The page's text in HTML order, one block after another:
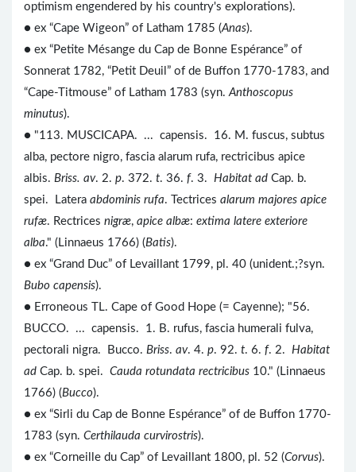
optimism engendered by his country's explorations).
● ex “Cape Wigeon” of Latham 1785 (Anas).
● ex “Petite Mésange du Cap de Bonne Espérance” of
Sonnerat 1782, “Petit Deuil” of de Buffon 1770-1783, and
“Cape-Titmouse” of Latham 1783 (syn.Anthoscopus
minutus).
● "113. MUSCICAPA. ... capensis. 16. M. fuscus, subtus
alba, pectore nigro, fascia alarum rufa, rectricibus apice
albis. Briss. av. 2. p. 372. t. 36. f. 3. Habitat ad Cap. b.
spei. Latera abdominis rufa. Tectrices alarum majores apice
rufæ. Rectrices nigræ, apice albæ: extima latere exteriore
alba." (Linnaeus 1766) (Batis).
● ex “Grand Duc” of Levaillant 1799, pl. 40 (unident.;?syn.
Bubo capensis).
● Erroneous TL. Cape of Good Hope (= Cayenne); "56.
BUCCO. ... capensis. 1. B. rufus, fascia humerali fulva,
pectorali nigra. Bucco. Briss. av. 4. p. 92. t. 6. f. 2. Habitat
ad Cap. b. spei. Cauda rotundata rectricibus 10." (Linnaeus
1766) (Bucco).
● ex “Sirli du Cap de Bonne Espérance” of de Buffon 1770-
1783 (syn. Certhilauda curvirostris).
● ex “Corneille du Cap” of Levaillant 1800, pl. 52 (Corvus).